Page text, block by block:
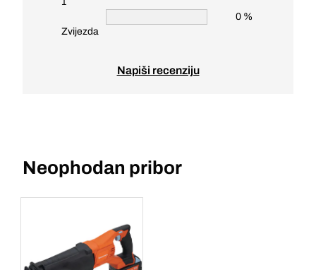
Zvijezda
0 %
Napiši recenziju
Neophodan pribor